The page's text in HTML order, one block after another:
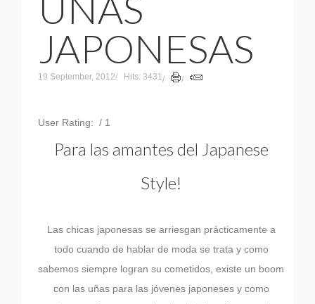
JAPONESAS
19 September, 2012 Hits: 3431
User Rating: / 1
Para las amantes del Japanese
Style!
Las chicas japonesas se arriesgan prácticamente a
todo cuando de hablar de moda se trata y como
sabemos siempre logran su cometidos, existe un boom
con las uñas para las jóvenes japoneses y como